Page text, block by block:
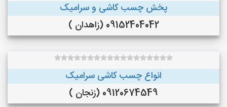
پخش چسب کاشی و سرامیک
09152404042 (زاهدان )
انواع چسب کاشی سرامیک
09120674549 (زنجان )